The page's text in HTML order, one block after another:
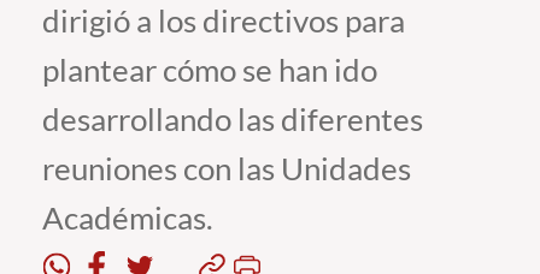
Estudiantes
dirigió a los directivos para
plantear cómo se han ido
desarrollando las diferentes
reuniones con las Unidades
Académicas.